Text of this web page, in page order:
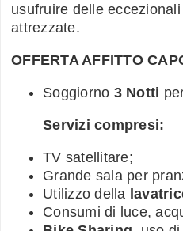
usufruire delle eccezionali
attrezzate.
OFFERTA AFFITTO
Soggiorno 3 Notti
Servizi compresi:
TV satellitare;
Grande sala per
Utilizzo della
Consumi di luce,